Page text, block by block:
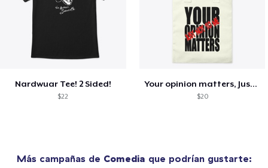
Nardwuar Tee! 2 Sided!
$22
Your opinion matters, Just not to me!
$20
Más campañas de Comedia que podrían gustarte: